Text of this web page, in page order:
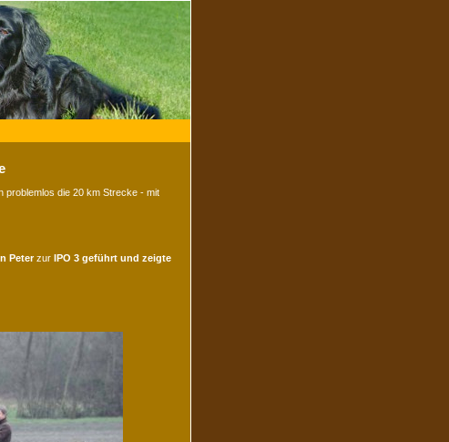
problemlos die 20 km Strecke - mit
Peterzur IPO 3 geführt und zeigte